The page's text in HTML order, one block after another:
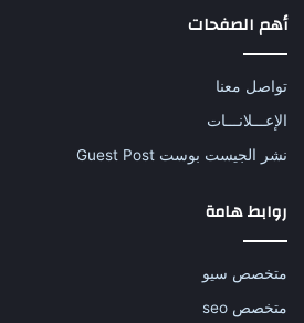
أهم الصفحات
تواصل معنا
الإعـــلانـــات
نشر الجيست بوست Guest Post
روابط هامة
متخصص سيو
متخصص seo